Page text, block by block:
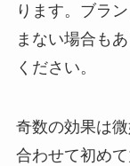
ります。ブラ
まない場合も
ください。
奇数の効果は
合わせて初め